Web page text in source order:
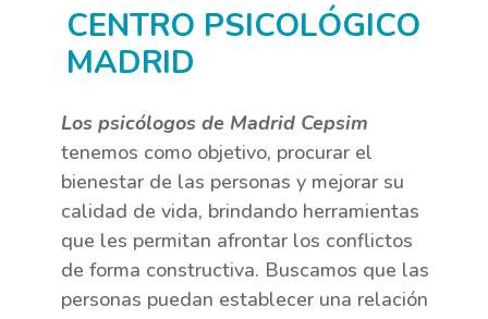
CENTRO PSICOLÓGICO
MADRID
Los psicólogos de Madrid Cepsim
tenemos como objetivo, procurar el
bienestar de las personas y mejorar su
calidad de vida, brindando herramientas
que les permitan afrontar los conflictos
de forma constructiva. Buscamos que las
personas puedan establecer una relación